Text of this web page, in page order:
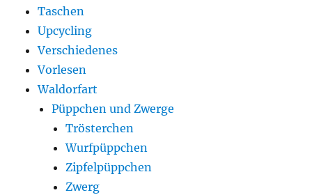
Taschen
Upcycling
Verschiedenes
Vorlesen
Waldorfart
Püppchen und Zwerge
Trösterchen
Wurfpüppchen
Zipfelpüppchen
Zwerg